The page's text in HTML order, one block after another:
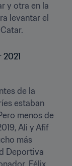
y otra en la
levantar el
de la
estaban
menos de
Ali y Afif
más
Deportiva
Félix